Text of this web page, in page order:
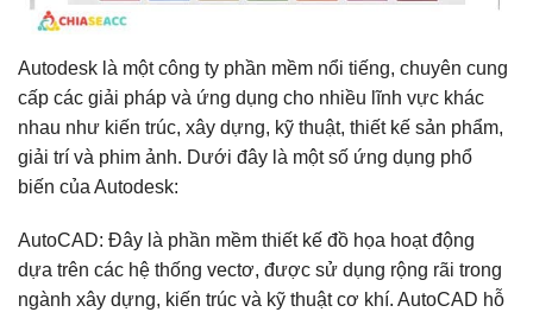
Autodesk là một công ty phần mềm nổi tiếng, chuyên cung
cấp các giải pháp và ứng dụng cho nhiều lĩnh vực khác
nhau như kiến trúc, xây dựng, kỹ thuật, thiết kế sản phẩm,
giải trí và phim ảnh. Dưới đây là một số ứng dụng phổ
biến của Autodesk:
AutoCAD: Đây là phần mềm thiết kế đồ họa hoạt động
dựa trên các hệ thống vectơ, được sử dụng rộng rãi trong
ngành xây dựng, kiến trúc và kỹ thuật cơ khí. AutoCAD hỗ